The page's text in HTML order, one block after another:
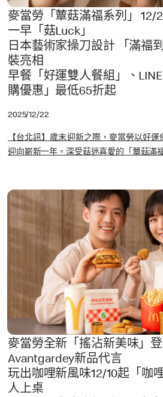
麥當勞「蕈菇滿福系列」 12/
一早「菇Luck」
日本藝術家操刀設計 「滿福
裝亮相
早餐「好運雙人餐組」、
購優惠」最低65折起
2025/12/22
【台北訊】歲末迎新之際，麥當勞以好
迎向嶄新一年。深受菇迷喜愛的「蕈菇滿
麥當勞全新「搖沾新美味」
Avantgardey新品代言
玩出咖哩新風味12/10起「咖
人上桌